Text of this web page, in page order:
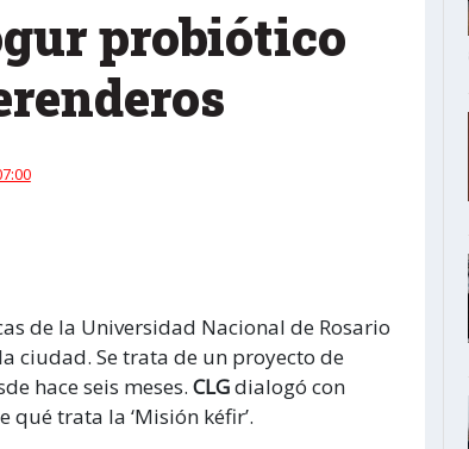
probiótico
de la Universidad Nacional de Rosario
ciudad. Se trata de un proyecto de
hace seis meses. CLGdialogó con
trata la ‘Misión kéfir’.